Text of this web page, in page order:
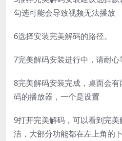
勾选可能会导致视频无法播放
6选择安装完美解码的路径。
7完美解码安装进行中，请耐心
8完美解码安装完成，桌面会
码的播放器，一个是设置
9打开完美解码，可以看到完
洁，大部分功能都在左上角的